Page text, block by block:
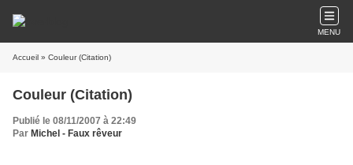
MENU
Accueil » Couleur (Citation)
Couleur (Citation)
Publié le 08/11/2007 à 22:49
Par Michel - Faux rêveur